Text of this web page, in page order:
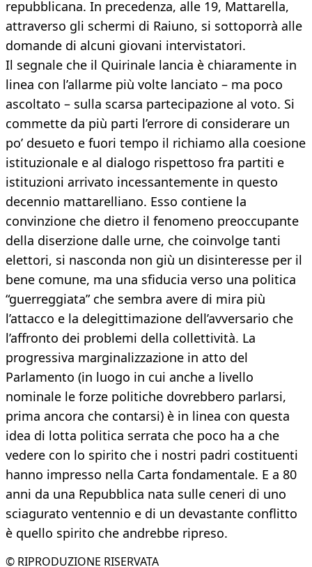
repubblicana. In precedenza, alle 19, Mattarella,
attraverso gli schermi di Raiuno, si sottoporrà alle
domande di alcuni giovani intervistatori.
Il segnale che il Quirinale lancia è chiaramente in
linea con l’allarme più volte lanciato – ma poco
ascoltato – sulla scarsa partecipazione al voto. Si
commette da più parti l’errore di considerare un
po’ desueto e fuori tempo il richiamo alla coesione
istituzionale e al dialogo rispettoso fra partiti e
istituzioni arrivato incessantemente in questo
decennio mattarelliano. Esso contiene la
convinzione che dietro il fenomeno preoccupante
della diserzione dalle urne, che coinvolge tanti
elettori, si nasconda non giù un disinteresse per il
bene comune, ma una sfiducia verso una politica
“guerreggiata” che sembra avere di mira più
l’attacco e la delegittimazione dell’avversario che
l’affronto dei problemi della collettività. La
progressiva marginalizzazione in atto del
Parlamento (in luogo in cui anche a livello
nominale le forze politiche dovrebbero parlarsi,
prima ancora che contarsi) è in linea con questa
idea di lotta politica serrata che poco ha a che
vedere con lo spirito che i nostri padri costituenti
hanno impresso nella Carta fondamentale. E a 80
anni da una Repubblica nata sulle ceneri di uno
sciagurato ventennio e di un devastante conflitto
è quello spirito che andrebbe ripreso.
© RIPRODUZIONE RISERVATA